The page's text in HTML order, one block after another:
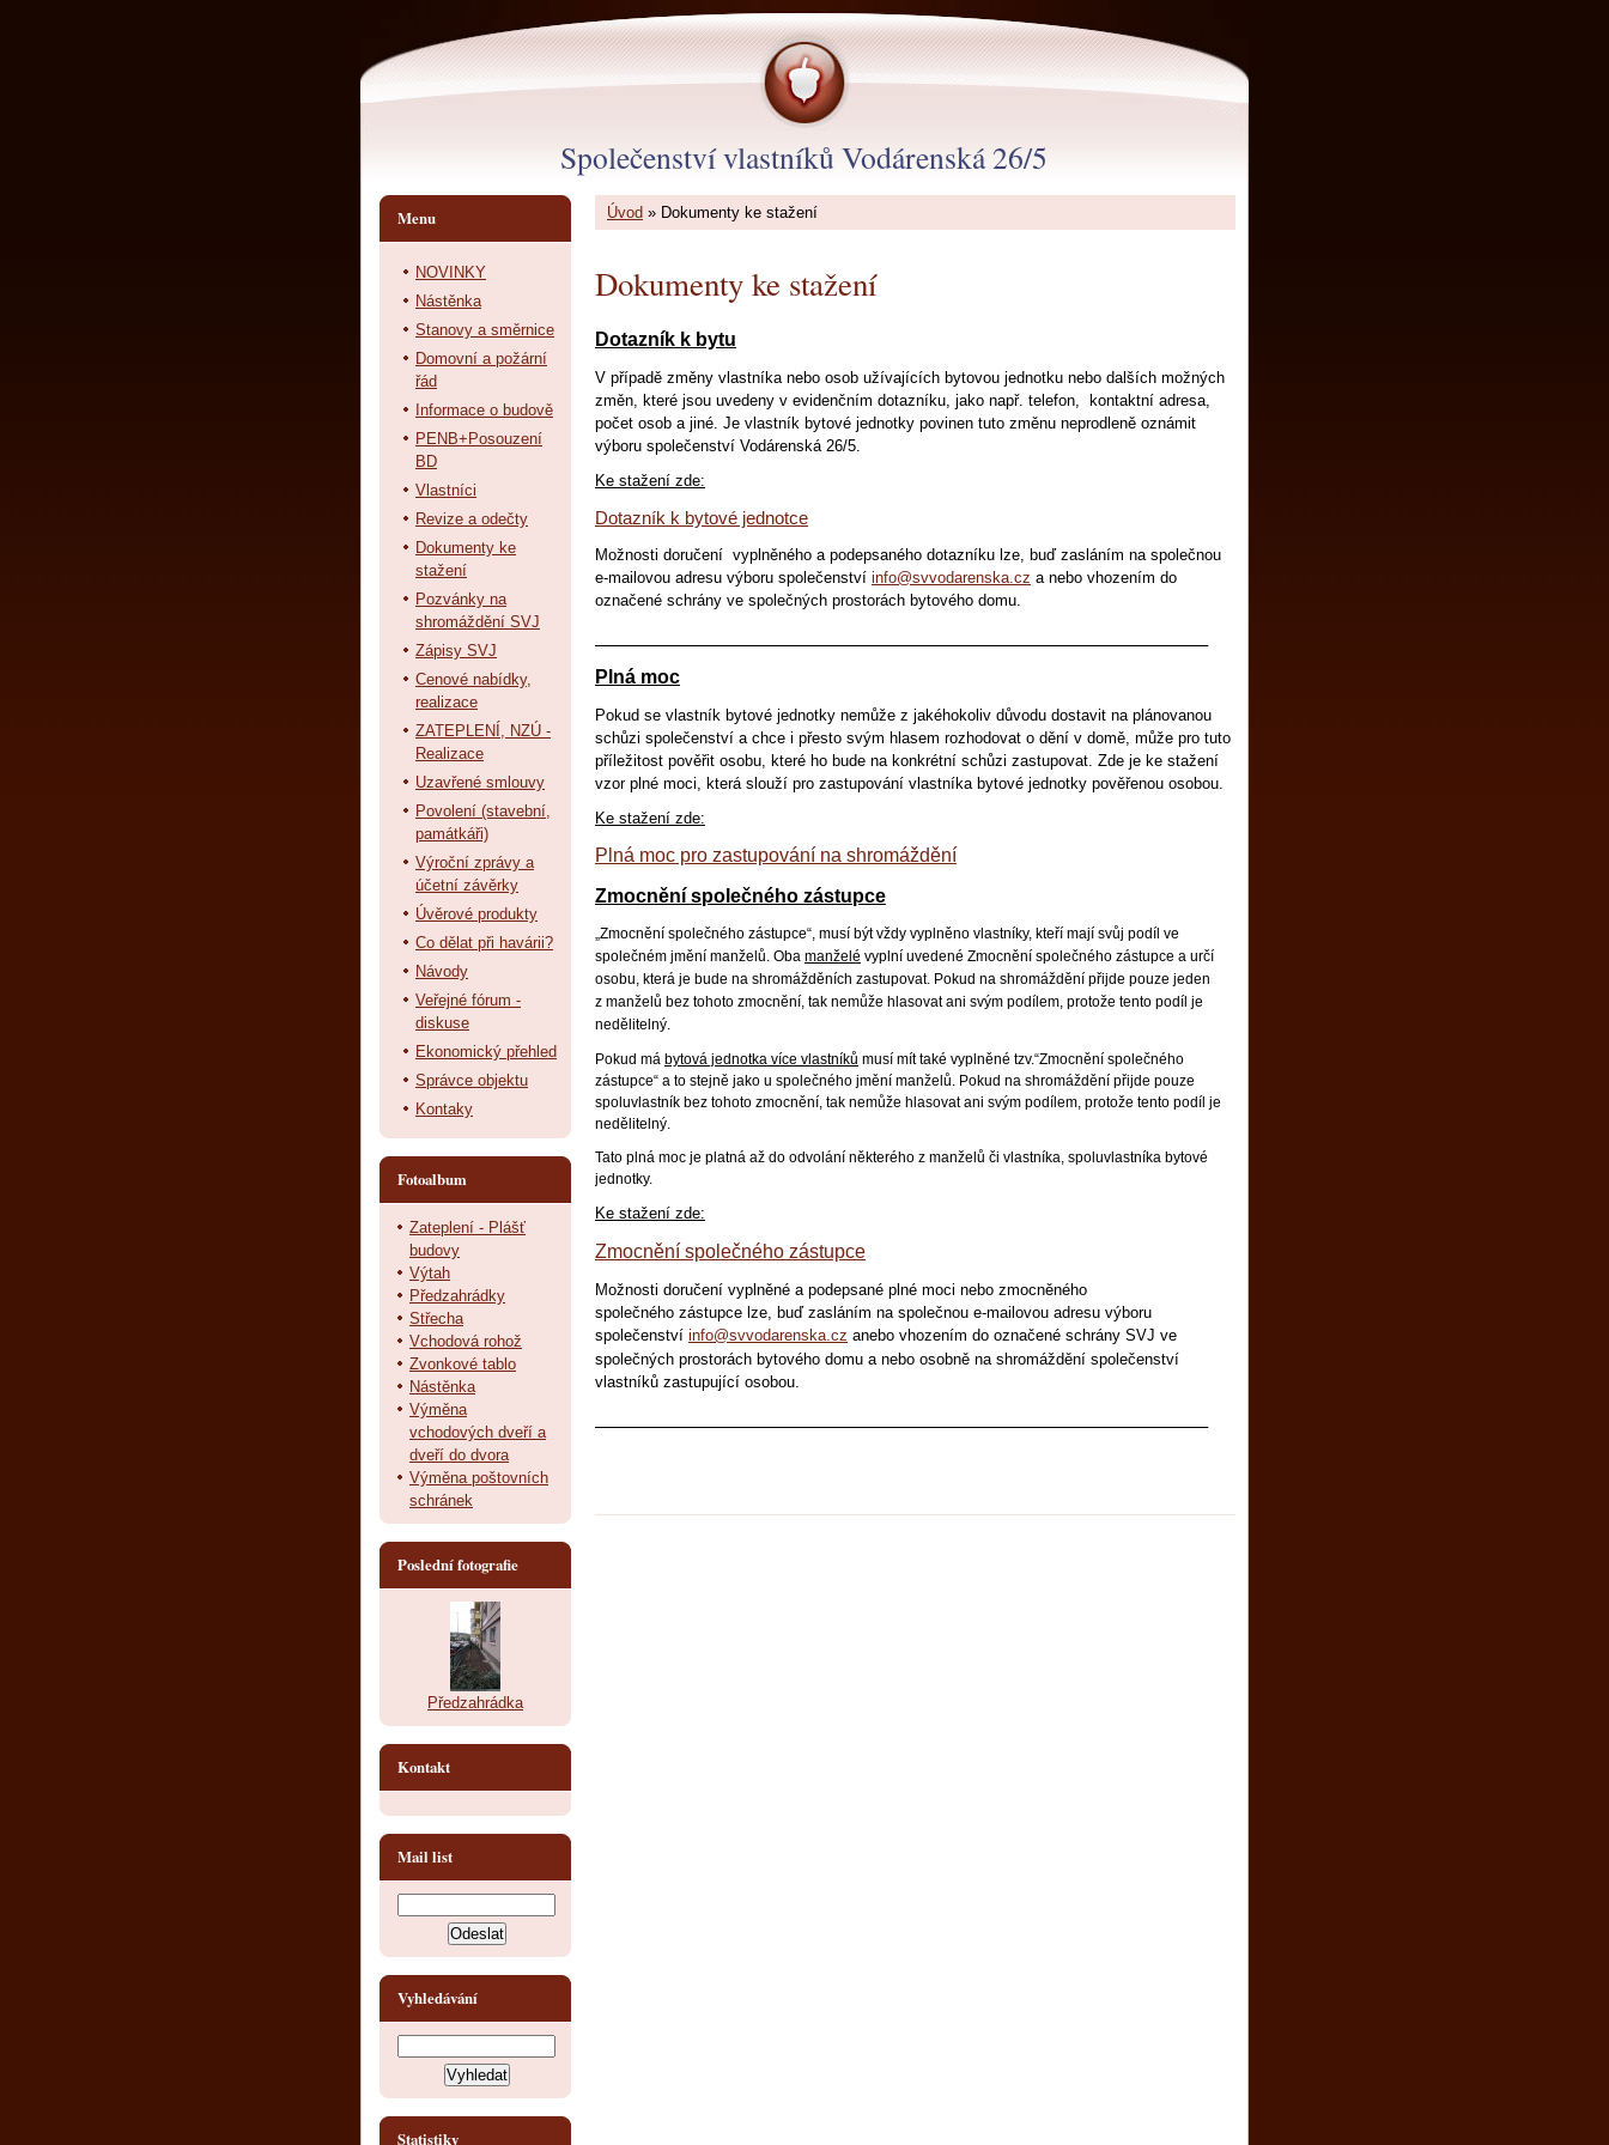
Společenství vlastníků Vodárenská 26/5
Úvod » Dokumenty ke stažení
Dokumenty ke stažení
Dotazník k bytu
V případě změny vlastníka nebo osob užívajících bytovou jednotku nebo dalších možných
změn, které jsou uvedeny v evidenčním dotazníku, jako např. telefon, kontaktní adresa,
počet osob a jiné. Je vlastník bytové jednotky povinen tuto změnu neprodleně oznámit
výboru společenství Vodárenská 26/5.
Ke stažení zde:
Dotazník k bytové jednotce
Možnosti doručení vyplněného a podepsaného dotazníku lze, buď zasláním na společnou
e-mailovou adresu výboru společenství info@svvodarenska.cz a nebo vhozením do
označené schrány ve společných prostorách bytového domu.
Plná moc
Pokud se vlastník bytové jednotky nemůže z jakéhokoliv důvodu dostavit na plánovanou
schůzi společenství a chce i přesto svým hlasem rozhodovat o dění v domě, může pro tuto
příležitost pověřit osobu, které ho bude na konkrétní schůzi zastupovat. Zde je ke stažení
vzor plné moci, která slouží pro zastupování vlastníka bytové jednotky pověřenou osobou.
Ke stažení zde:
Plná moc pro zastupování na shromáždění
Zmocnění společného zástupce
„Zmocnění společného zástupce“, musí být vždy vyplněno vlastníky, kteří mají svůj podíl ve
společném jmění manželů. Oba manželé vyplní uvedené Zmocnění společného zástupce a určí
osobu, která je bude na shromážděních zastupovat. Pokud na shromáždění přijde pouze jeden
z manželů bez tohoto zmocnění, tak nemůže hlasovat ani svým podílem, protože tento podíl je
nedělitelný.
Pokud má bytová jednotka více vlastníků musí mít také vyplněné tzv.“Zmocnění společného
zástupce“ a to stejně jako u společného jmění manželů. Pokud na shromáždění přijde pouze
spoluvlastník bez tohoto zmocnění, tak nemůže hlasovat ani svým podílem, protože tento podíl je
nedělitelný.
Tato plná moc je platná až do odvolání některého z manželů či vlastníka, spoluvlastníka bytové
jednotky.
Ke stažení zde:
Zmocnění společného zástupce
Možnosti doručení vyplněné a podepsané plné moci nebo zmocněného
společného zástupce lze, buď zasláním na společnou e-mailovou adresu výboru
společenství info@svvodarenska.cz anebo vhozením do označené schrány SVJ ve
společných prostorách bytového domu a nebo osobně na shromáždění společenství
vlastníků zastupující osobou.
Menu
NOVINKY
Nástěnka
Stanovy a směrnice
Domovní a požární
řád
Informace o budově
PENB+Posouzení
BD
Vlastníci
Revize a odečty
Dokumenty ke
stažení
Pozvánky na
shromáždění SVJ
Zápisy SVJ
Cenové nabídky,
realizace
ZATEPLENÍ, NZÚ -
Realizace
Uzavřené smlouvy
Povolení (stavební,
památkáři)
Výroční zprávy a
účetní závěrky
Úvěrové produkty
Co dělat při havárii?
Návody
Veřejné fórum -
diskuse
Ekonomický přehled
Správce objektu
Kontaky
Fotoalbum
Zateplení - Plášť
budovy
Výtah
Předzahrádky
Střecha
Vchodová rohož
Zvonkové tablo
Nástěnka
Výměna
vchodových dveří a
dveří do dvora
Výměna poštovních
schránek
Poslední fotografie
Předzahrádka
Kontakt
Mail list
Vyhledávání
Statistiky